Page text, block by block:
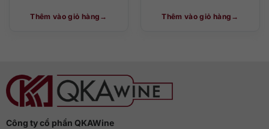
Thêm vào giỏ hàng Thêm vào giỏ hàng
Công ty cổ phần QKAWine